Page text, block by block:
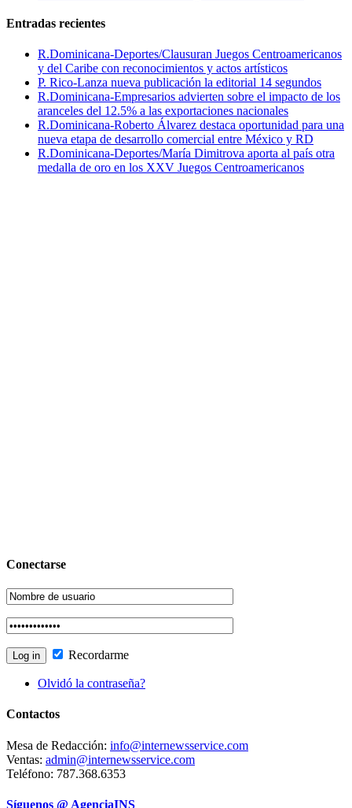
Entradas recientes
R.Dominicana-Deportes/Clausuran Juegos Centroamericanos
y del Caribe con reconocimientos y actos artísticos
P. Rico-Lanza nueva publicación la editorial 14 segundos
R.Dominicana-Empresarios advierten sobre el impacto de los
aranceles del 12.5% a las exportaciones nacionales
R.Dominicana-Roberto Álvarez destaca oportunidad para una
nueva etapa de desarrollo comercial entre México y RD
R.Dominicana-Deportes/María Dimitrova aporta al país otra
medalla de oro en los XXV Juegos Centroamericanos
Conectarse
Recordarme
Olvidó la contraseña?
Contactos
Mesa de Redacción: info@internewsservice.com
Ventas: admin@internewsservice.com
Teléfono: 787.368.6353
Síguenos @ AgenciaINS